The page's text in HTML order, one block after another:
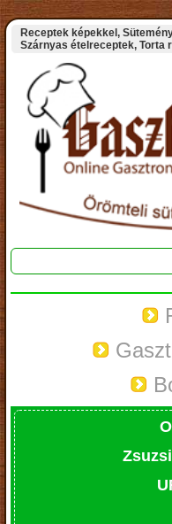
Receptek képekkel,
Szárnyas ételreceptek, Torta